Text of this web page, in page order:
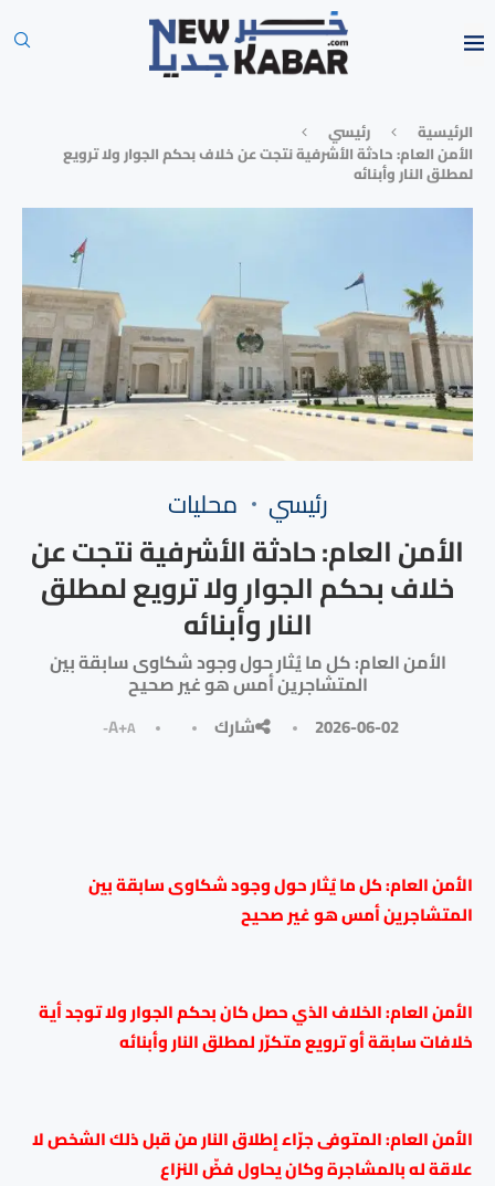
الرئيسية
رئيسي
الأمن العام: حادثة الأشرفية نتجت عن خلاف بحكم الجوار ولا ترويع
لمطلق النار وأبنائه
رئيسي محليات
الأمن العام: حادثة الأشرفية نتجت عن
خلاف بحكم الجوار ولا ترويع لمطلق
النار وأبنائه
الأمن العام: كل ما يُثار حول وجود شكاوى سابقة بين
المتشاجرين أمس هو غير صحيح
2026-06-02 شارك A+A-
الأمن العام: كل ما يُثار حول وجود شكاوى سابقة بين
المتشاجرين أمس هو غير صحيح
الأمن العام: الخلاف الذي حصل كان بحكم الجوار ولا توجد أية
خلافات سابقة أو ترويع متكرّر لمطلق النار وأبنائه
الأمن العام: المتوفى جرّاء إطلاق النار من قبل ذلك الشخص لا
علاقة له بالمشاجرة وكان يحاول فضّ النزاع